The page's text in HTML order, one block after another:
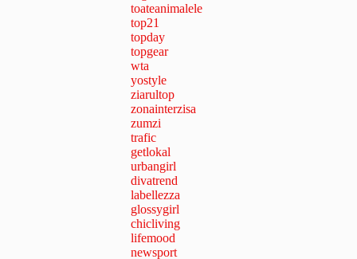
toateanimalele
top21
topday
topgear
wta
yostyle
ziarultop
zonainterzisa
zumzi
trafic
getlokal
urbangirl
divatrend
labellezza
glossygirl
chicliving
lifemood
newsport